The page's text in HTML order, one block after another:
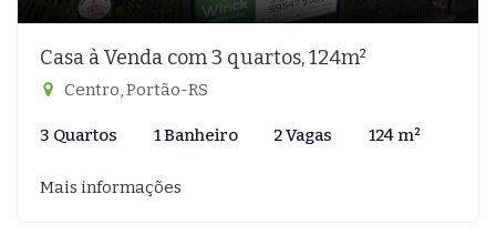
Casa à Venda com 3 quartos, 124m²
Centro, Portão-RS
3 Quartos 1 Banheiro 2 Vagas 124 m²
Mais informações